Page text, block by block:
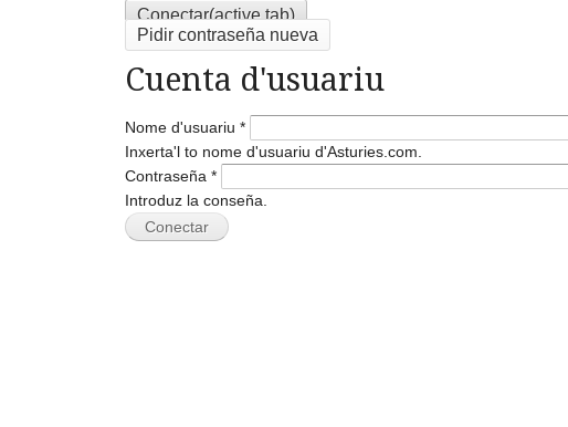
Conectar(active tab)
Pidir contraseña nueva
Cuenta d'usuariu
Nome d'usuariu *
Inxerta'l to nome d'usuariu d'Asturies.com.
Contraseña *
Introduz la conseña.